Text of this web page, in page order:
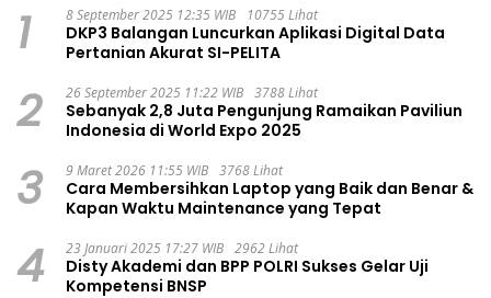
1 8 September 2025 12:35 WIB 10755 Lihat
DKP3 Balangan Luncurkan Aplikasi Digital Data
Pertanian Akurat SI-PELITA
2 26 September 2025 11:22 WIB 3788 Lihat
Sebanyak 2,8 Juta Pengunjung Ramaikan Paviliun
Indonesia di World Expo 2025
3 9 Maret 2026 11:55 WIB 3768 Lihat
Cara Membersihkan Laptop yang Baik dan Benar &
Kapan Waktu Maintenance yang Tepat
4 23 Januari 2025 17:27 WIB 2962 Lihat
Disty Akademi dan BPP POLRI Sukses Gelar Uji
Kompetensi BNSP